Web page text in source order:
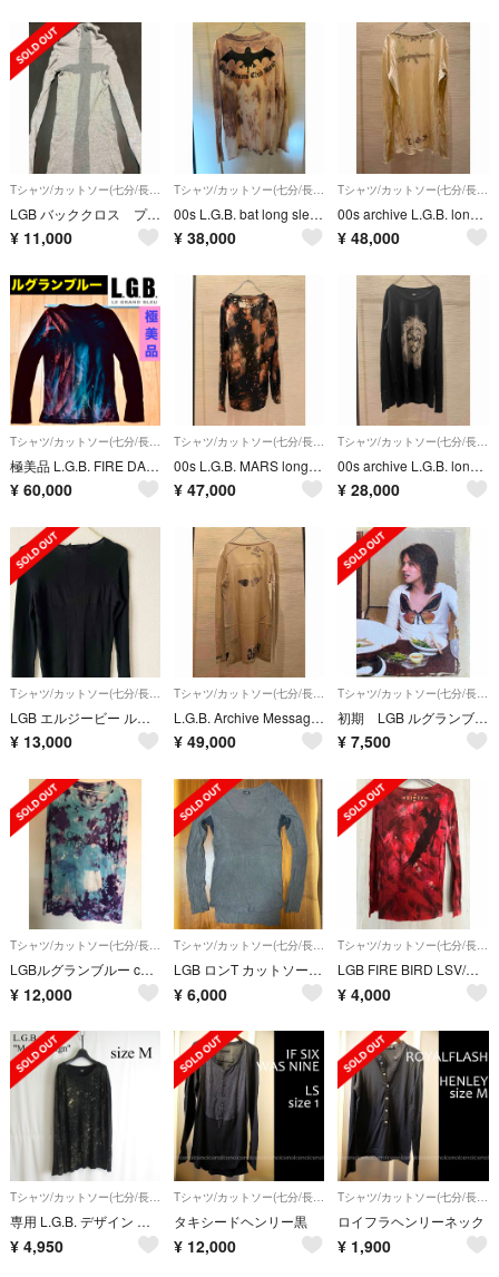
LGB バッククロス プルオーバー
¥ 11,000
00s L.G.B. bat long sleeve t-shirt カットソー
¥ 38,000
00s archive L.G.B. long sleeve t-shirt
¥ 48,000
Tシャツ/カットソー(七分/長袖)
極美品 L.G.B. FIRE DANCE 長袖 Tシャツ サイズ1
¥ 60,000
Tシャツ/カットソー(七分/長袖)
00s L.G.B. MARS long sleeve t-shirt
¥ 47,000
Tシャツ/カットソー(七分/長袖)
00s archive L.G.B. long sleeve t-shirt
¥ 28,000
Tシャツ/カットソー(七分/長袖)
LGB エルジービー ルグランブルー BACK CROSS Tシャツ 長袖
¥ 13,000
Tシャツ/カットソー(七分/長袖)
L.G.B. Archive Message long sleeve 00s
¥ 49,000
Tシャツ/カットソー(七分/長袖)
初期 LGB ルグランブルー HYDE着 Butterfly 長袖カットソー 蝶
¥ 7,500
Tシャツ/カットソー(七分/長袖)
LGBルグランブルー cosmicカットソーロングTシャツl.g.b.
¥ 12,000
Tシャツ/カットソー(七分/長袖)
LGB ロンT カットソー グレー サイズ1
¥ 6,000
Tシャツ/カットソー(七分/長袖)
LGB FIRE BIRD LSV/M 長袖カットソー1
¥ 4,000
Tシャツ/カットソー(七分/長袖)
専用 L.G.B. デザイン ロング カットソー Tシャツ 長袖 トップス M
¥ 4,950
Tシャツ/カットソー(七分/長袖)
タキシードヘンリー黒
¥ 12,000
Tシャツ/カットソー(七分/長袖)
ロイフラヘンリーネック
¥ 1,900